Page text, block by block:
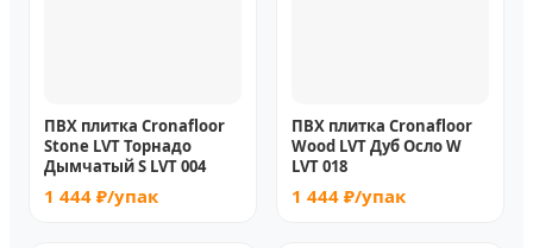
ПВХ плитка Cronafloor
Stone LVT Торнадо
Дымчатый S LVT 004
1 444 ₽/упак
ПВХ плитка Cronafloor
Wood LVT Дуб Осло W
LVT 018
1 444 ₽/упак